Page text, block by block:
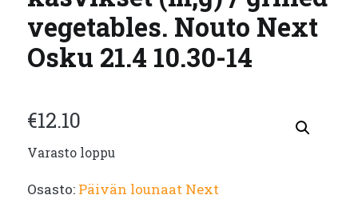
vegetables. Nouto Next
Osku 21.4 10.30-14
€12.10
Varasto loppu
Osasto: Päivän lounaat Next